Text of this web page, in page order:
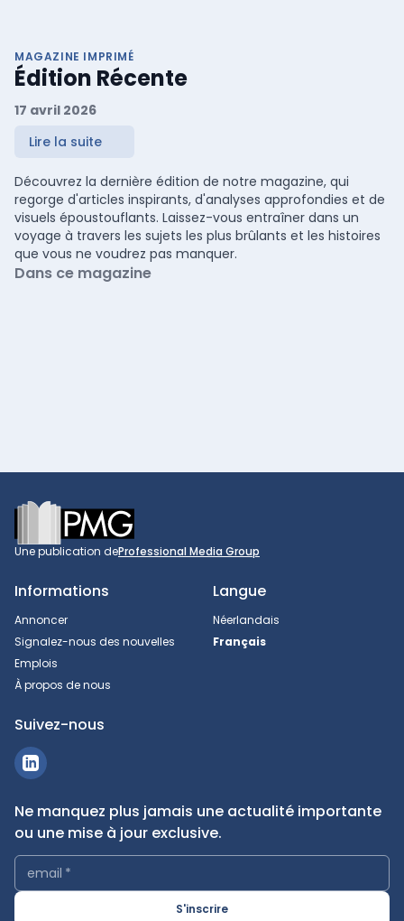
MAGAZINE IMPRIMÉ
Édition Récente
17 avril 2026
Lire la suite
Découvrez la dernière édition de notre magazine, qui
regorge d'articles inspirants, d'analyses approfondies et de
visuels époustouflants. Laissez-vous entraîner dans un
voyage à travers les sujets les plus brûlants et les histoires
que vous ne voudrez pas manquer.
Dans ce magazine
Footer
Une publication deProfessional Media Group
Informations
Annoncer
Signalez-nous des nouvelles
Emplois
À propos de nous
Langue
Néerlandais
Français
Suivez-nous
Ne manquez plus jamais une actualité importante
ou une mise à jour exclusive.
email *
S'inscrire